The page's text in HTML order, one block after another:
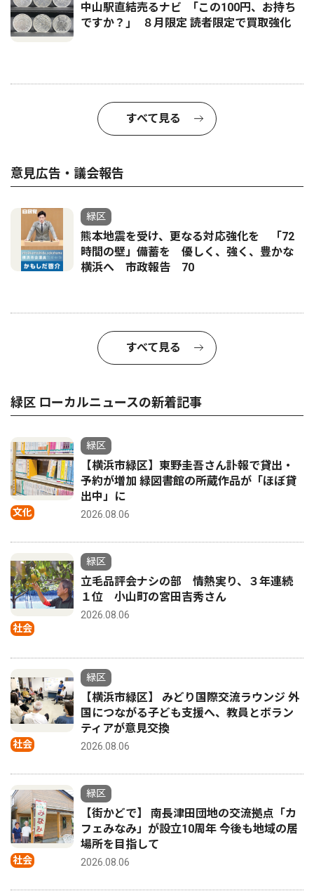
中山駅直結売るナビ ｢この100円、お持ち
ですか？｣ ８月限定 読者限定で買取強化
すべて見る
意見広告・議会報告
緑区
熊本地震を受け、更なる対応強化を 「72
時間の壁」備蓄を 優しく、強く、豊かな
横浜へ 市政報告 70
すべて見る
緑区 ローカルニュースの新着記事
文化
緑区
【横浜市緑区】東野圭吾さん訃報で貸出・
予約が増加 緑図書館の所蔵作品が「ほぼ貸
出中」に
2026.08.06
社会
緑区
立毛品評会ナシの部 情熱実り、３年連続
１位 小山町の宮田吉秀さん
2026.08.06
社会
緑区
【横浜市緑区】 みどり国際交流ラウンジ 外
国につながる子ども支援へ、教員とボラン
ティアが意見交換
2026.08.06
社会
緑区
【街かどで】 南長津田団地の交流拠点「カ
フェみなみ」が設立10周年 今後も地域の居
場所を目指して
2026.08.06